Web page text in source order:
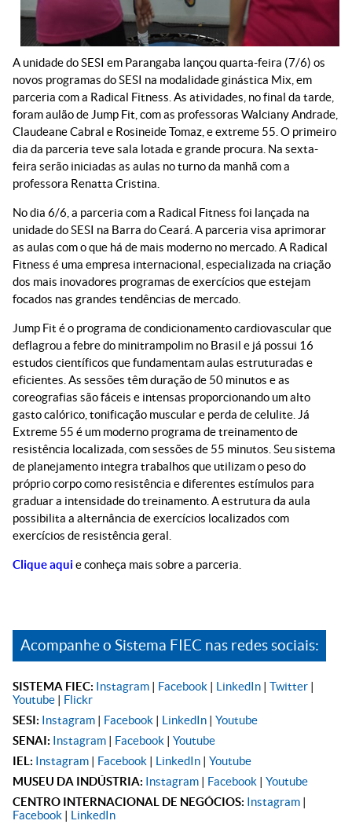
A unidade do SESI em Parangaba lançou quarta-feira (7/6) os
novos programas do SESI na modalidade ginástica Mix, em
parceria com a Radical Fitness. As atividades, no final da tarde,
foram aulão de Jump Fit, com as professoras Walciany Andrade,
Claudeane Cabral e Rosineide Tomaz, e extreme 55. O primeiro
dia da parceria teve sala lotada e grande procura. Na sexta-
feira serão iniciadas as aulas no turno da manhã com a
professora Renatta Cristina.
No dia 6/6, a parceria com a Radical Fitness foi lançada na
unidade do SESI na Barra do Ceará. A parceria visa aprimorar
as aulas com o que há de mais moderno no mercado. A Radical
Fitness é uma empresa internacional, especializada na criação
dos mais inovadores programas de exercícios que estejam
focados nas grandes tendências de mercado.
Jump Fit é o programa de condicionamento cardiovascular que
deflagrou a febre do minitrampolim no Brasil e já possui 16
estudos científicos que fundamentam aulas estruturadas e
eficientes. As sessões têm duração de 50 minutos e as
coreografias são fáceis e intensas proporcionando um alto
gasto calórico, tonificação muscular e perda de celulite. Já
Extreme 55 é um moderno programa de treinamento de
resistência localizada, com sessões de 55 minutos. Seu sistema
de planejamento integra trabalhos que utilizam o peso do
próprio corpo como resistência e diferentes estímulos para
graduar a intensidade do treinamento. A estrutura da aula
possibilita a alternância de exercícios localizados com
exercícios de resistência geral.
Clique aqui e conheça mais sobre a parceria.
Acompanhe o Sistema FIEC nas redes sociais:
SISTEMA FIEC: Instagram | Facebook | LinkedIn | Twitter |
Youtube | Flickr
SESI: Instagram | Facebook | LinkedIn | Youtube
SENAI: Instagram | Facebook | Youtube
IEL: Instagram | Facebook | LinkedIn | Youtube
MUSEU DA INDÚSTRIA: Instagram | Facebook | Youtube
CENTRO INTERNACIONAL DE NEGÓCIOS: Instagram |
Facebook | LinkedIn